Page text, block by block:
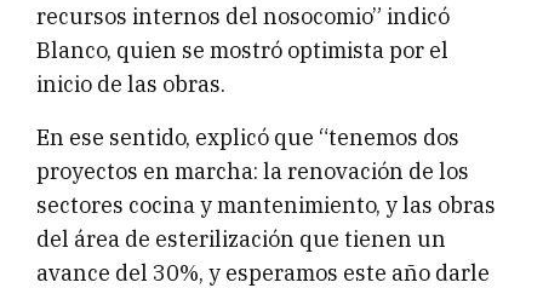
recursos internos del nosocomio” indicó
Blanco, quien se mostró optimista por el
inicio de las obras.
En ese sentido, explicó que “tenemos dos
proyectos en marcha: la renovación de los
sectores cocina y mantenimiento, y las obras
del área de esterilización que tienen un
avance del 30%, y esperamos este año darle